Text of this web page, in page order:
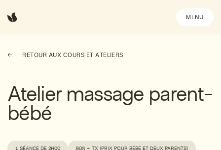
MENU
RETOUR AUX COURS ET ATELIERS
Atelier massage parent-
bébé